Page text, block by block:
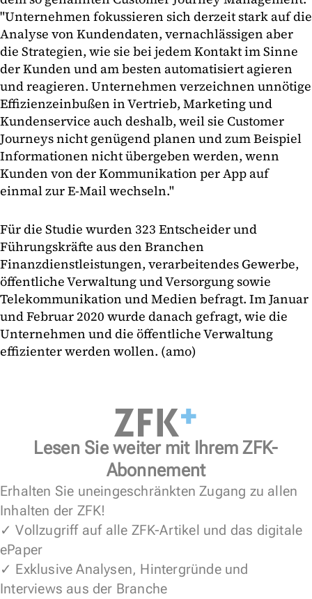
"Unternehmen fokussieren sich derzeit stark auf die
Analyse von Kundendaten, vernachlässigen aber
die Strategien, wie sie bei jedem Kontakt im Sinne
der Kunden und am besten automatisiert agieren
und reagieren. Unternehmen verzeichnen unnötige
Effizienzeinbußen in Vertrieb, Marketing und
Kundenservice auch deshalb, weil sie Customer
Journeys nicht genügend planen und zum Beispiel
Informationen nicht übergeben werden, wenn
Kunden von der Kommunikation per App auf
einmal zur E-Mail wechseln."
Für die Studie wurden 323 Entscheider und
Führungskräfte aus den Branchen
Finanzdienstleistungen, verarbeitendes Gewerbe,
öffentliche Verwaltung und Versorgung sowie
Telekommunikation und Medien befragt. Im Januar
und Februar 2020 wurde danach gefragt, wie die
Unternehmen und die öffentliche Verwaltung
effizienter werden wollen. (amo)
Lesen Sie weiter mit Ihrem ZFK-
Abonnement
Erhalten Sie uneingeschränkten Zugang zu allen
Inhalten der ZFK!
✓ Vollzugriff auf alle ZFK-Artikel und das digitale
ePaper
✓ Exklusive Analysen, Hintergründe und
Interviews aus der Branche